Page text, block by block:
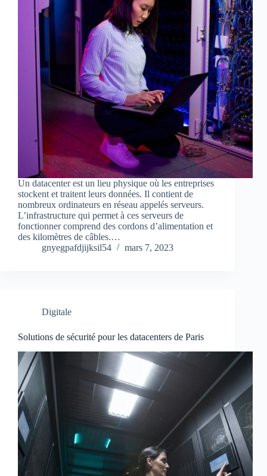
Un datacenter est un lieu physique où les entreprises
stockent et traitent leurs données. Il contient de
nombreux ordinateurs en réseau appelés serveurs.
L’infrastructure qui permet à ces serveurs de
fonctionner comprend des cordons d’alimentation et
des kilomètres de câbles.…
gnyegpafdjijksil54
mars 7, 2023
Digitale
Solutions de sécurité pour les datacenters de Paris